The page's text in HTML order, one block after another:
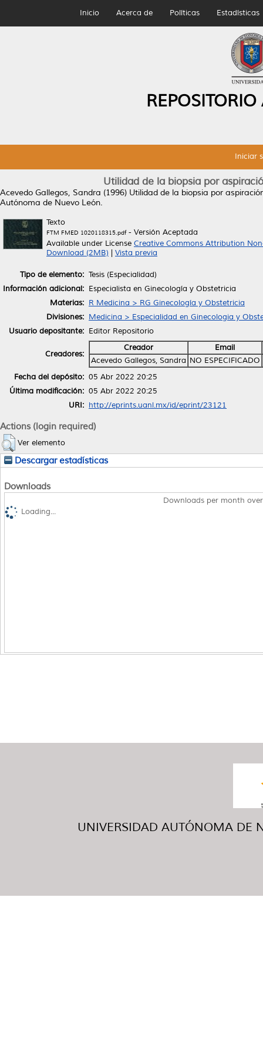
Inicio Acerca de Políticas Estadísticas
Iniciar
Utilidad de la biopsia por
Acevedo Gallegos, Sandra (1996) Utilidad de la biopsia por
Autónoma de Nuevo León.
Texto
FTM FMED 1020118315.pdf- Versión Aceptada
Available under License Creative Commons Attribution
Download (2MB)
Vista previa
Tipo de elemento: Tesis (Especialidad)
Información adicional: Especialista en Ginecología y Obstetricia
Materias: R Medicina > RG Ginecología y Obstetricia
Divisiones: Medicina > Especialidad en Ginecologia y
Usuario depositante: Editor Repositorio
Creadores:
Creador
Email
Acevedo Gallegos, Sandra NO ESPECIFICADO
Fecha del depósito: 05 Abr 2022 20:25
Última modificación: 05 Abr 2022 20:25
URI: http://eprints.uanl.mx/id/eprint/23121
Actions (login required)
Ver elemento
Descargar estadísticas
Downloads
Downloads per month
Loading...
UNIVERSIDAD AUTÓNOMA DE